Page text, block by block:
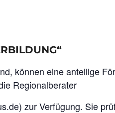
können eine anteilige
Regionalberater
zur Verfügung. Sie